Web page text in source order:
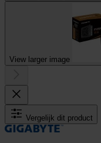
View larger image
Vergelijk dit product